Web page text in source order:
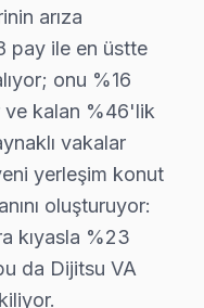
ölçüm ve oscilloskop
ile kanıtlanmış
ellerde — kalıcı
Yolları –
yıllar verim almak
bakım
arıza
pay ile en üstte
onu %16
ve kalan %46'lik
vakalar
yerleşim konut
oluşturuyor:
kıyasla %23
da Dijitsu VA